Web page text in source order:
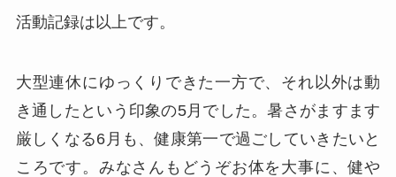
活動記録は以上です。
大型連休にゆっくりできた一方で、それ以外は動
き通したという印象の5月でした。暑さがますます
厳しくなる6月も、健康第一で過ごしていきたいと
ころです。みなさんもどうぞお体を大事に、健や